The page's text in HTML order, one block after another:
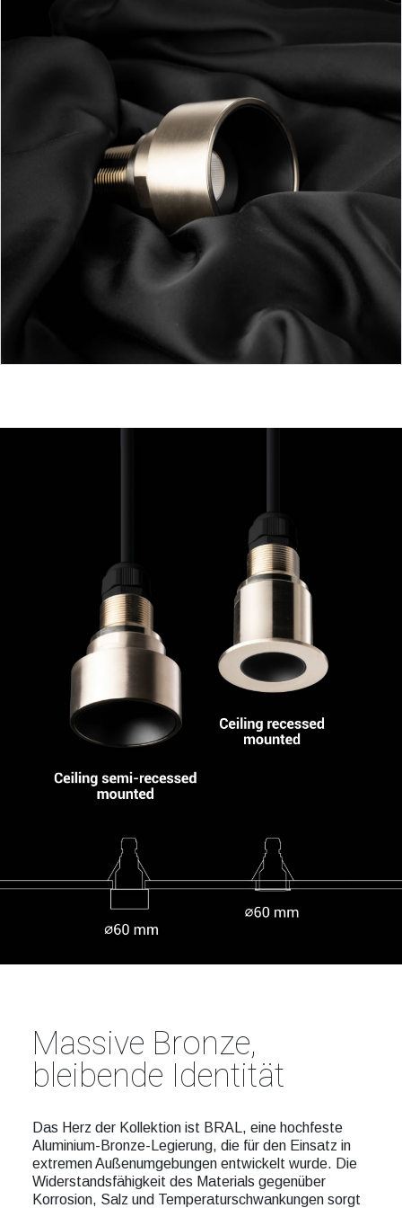
Massive Bronze,
bleibende Identität
Das Herz der Kollektion ist BRAL, eine hochfeste
Aluminium-Bronze-Legierung, die für den Einsatz in
extremen Außenumgebungen entwickelt wurde. Die
Widerstandsfähigkeit des Materials gegenüber
Korrosion, Salz und Temperaturschwankungen sorgt